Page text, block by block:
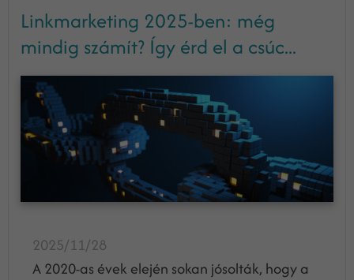
Linkmarketing 2025-ben: még
mindig számít? Így érd el a csúc...
2025/11/28
A 2020-as évek elején sokan jósolták, hogy a